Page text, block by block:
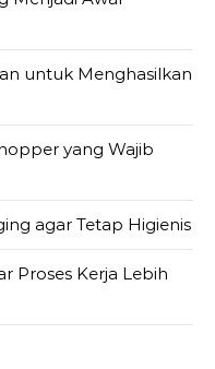
untuk Menghasilkan
yang Wajib
agar Tetap Higienis
Proses Kerja Lebih